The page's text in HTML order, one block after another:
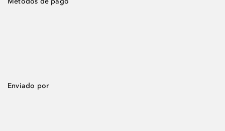
Enviado por